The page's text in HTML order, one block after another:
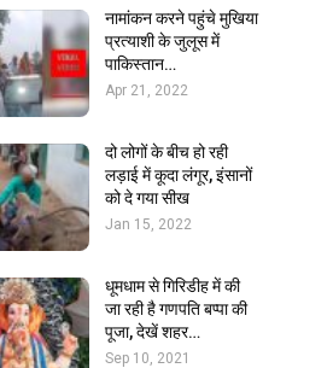
नामांकन करने पहुंचे मुखिया
प्रत्याशी के जुलूस में
पाकिस्तान…
Apr 21, 2022
दो लोगों के बीच हो रही
लड़ाई में कूदा लंगूर, इंसानों
को दे गया सीख
Jan 15, 2022
धूमधाम से गिरिडीह में की
जा रही है गणपति बप्पा की
पूजा, देखें शहर…
Sep 10, 2021